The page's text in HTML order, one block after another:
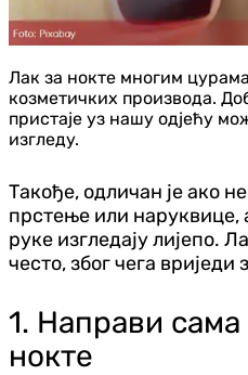
Лак за нокте многим
козметичких производа.
пристаје уз нашу одјећу
изгледу.
Такође, одличан је ако
прстење или наруквице,
руке изгледају лијепо.
често, због чега вриједи
1. Направи сама
нокте